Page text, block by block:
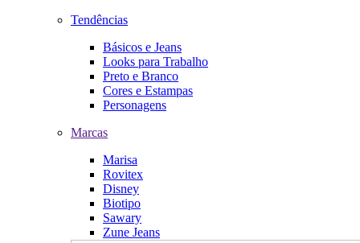
Tendências
Básicos e Jeans
Looks para Trabalho
Preto e Branco
Cores e Estampas
Personagens
Marcas
Marisa
Rovitex
Disney
Biotipo
Sawary
Zune Jeans